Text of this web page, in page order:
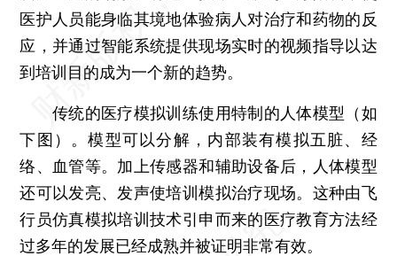
医护人员能身临其境地体验病人对治疗和药物的反
应，并通过智能系统提供现场实时的视频指导以达
到培训目的成为一个新的趋势。
传统的医疗模拟训练使用特制的人体模型（如
下图）。模型可以分解，内部装有模拟五脏、经
络、血管等。加上传感器和辅助设备后，人体模型
还可以发亮、发声使培训模拟治疗现场。这种由飞
行员仿真模拟培训技术引申而来的医疗教育方法经
过多年的发展已经成熟并被证明非常有效。